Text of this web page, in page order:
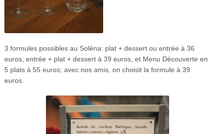
3 formules possibles au Soléna: plat + dessert ou entrée à 36
euros, entrée + plat + dessert à 39 euros, et Menu Découverte en
5 plats à 55 euros; avec nos amis, on choisit la formule à 39
euros.